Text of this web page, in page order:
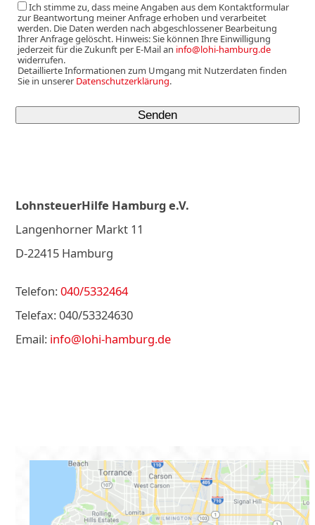
Ich stimme zu, dass meine Angaben aus dem Kontaktformular
zur Beantwortung meiner Anfrage erhoben und verarbeitet
werden. Die Daten werden nach abgeschlossener Bearbeitung
Ihrer Anfrage gelöscht. Hinweis: Sie können Ihre Einwilligung
jederzeit für die Zukunft per E-Mail an info@lohi-hamburg.de
widerrufen.
Detaillierte Informationen zum Umgang mit Nutzerdaten finden
Sie in unserer Datenschutzerklärung.
LohnsteuerHilfe Hamburg e.V.
Langenhorner Markt 11
D-22415 Hamburg
Telefon:040/5332464
Telefax: 040/53324630
Email: info@lohi-hamburg.de